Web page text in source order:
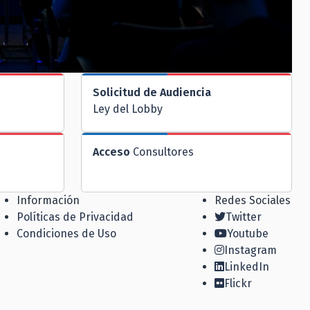
Solicitud de Audiencia
Ley del Lobby
Acceso Consultores
Información
Políticas de Privacidad
Condiciones de Uso
Redes Sociales
Twitter
Youtube
Instagram
LinkedIn
Flickr